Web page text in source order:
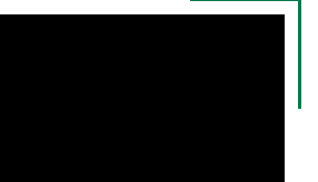
essentielle de menthe poivrée,